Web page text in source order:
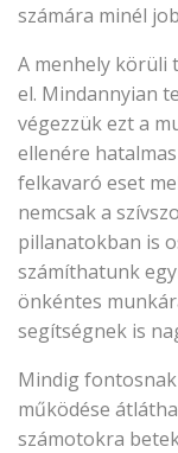
számára minél
A menhely körüli
el. Mindannyian
végezzük ezt a
ellenére
felkavaró eset
nemcsak a
pillanatokban is
számíthatunk
önkéntes
segítségnek is
Mindig
működése
számotokra